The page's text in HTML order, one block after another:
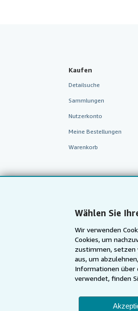
Wählen Sie
Wir verwenden
Cookies, um
zustimmen, setzen
aus, um
Informationen über
verwendet, finden
Kaufen
Detailsuche
Sammlungen
Nutzerkonto
Meine Bestellungen
Warenkorb